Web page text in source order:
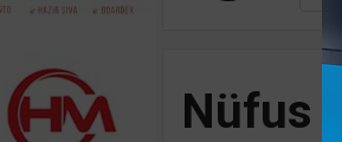
Nüfus